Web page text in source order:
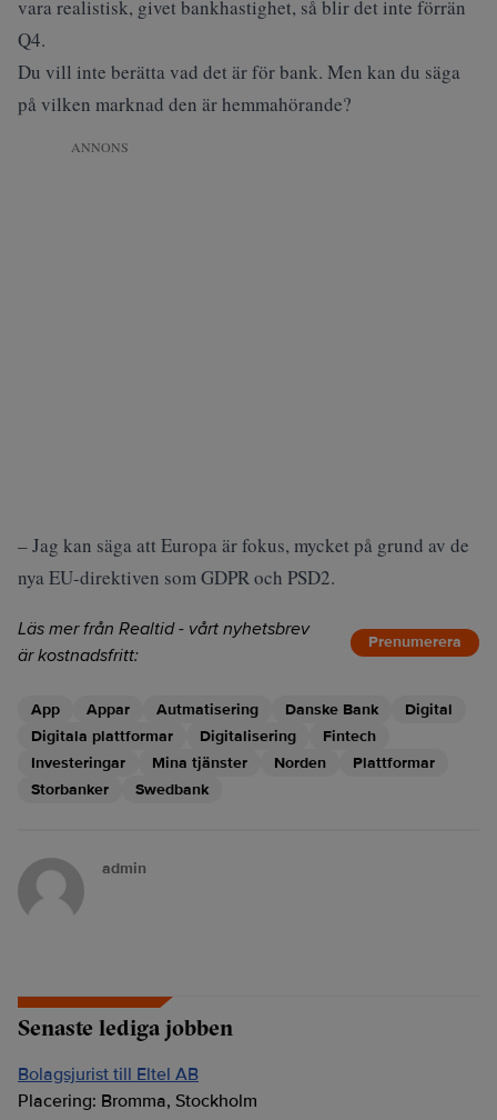
vara realistisk, givet bankhastighet, så blir det inte förrän
Q4.
Du vill inte berätta vad det är för bank. Men kan du säga
på vilken marknad den är hemmahörande?
ANNONS
– Jag kan säga att Europa är fokus, mycket på grund av de
nya EU-direktiven som GDPR och PSD2.
Läs mer från Realtid - vårt nyhetsbrev
är kostnadsfritt:
Prenumerera
App Appar Autmatisering Danske Bank
Digital
Digitala plattformar
Digitalisering
Fintech
Investeringar
Mina tjänster Norden
Plattformar
Storbanker
Swedbank
admin
Senaste lediga jobben
Bolagsjurist till Eltel AB
Placering: Bromma, Stockholm